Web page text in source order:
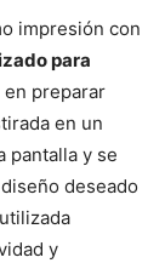
impresión con
para
en preparar
en un
pantalla y se
deseado
y